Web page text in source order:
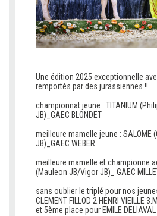
Une édition 2025 exceptionnelle
remportés par des jurassiennes !!
championnat jeune : TITANIUM
JB)_GAEC BLONDET
meilleure mamelle jeune : SALOME
JB)_GAEC WEBER
meilleure mamelle et championne
(Mauleon JB/Vigor JB)_ GAEC
sans oublier le triplé pour nos
CLEMENT FILLOD 2.HENRI VIEILLE
et 5ème place pour EMILE DELIAVAL